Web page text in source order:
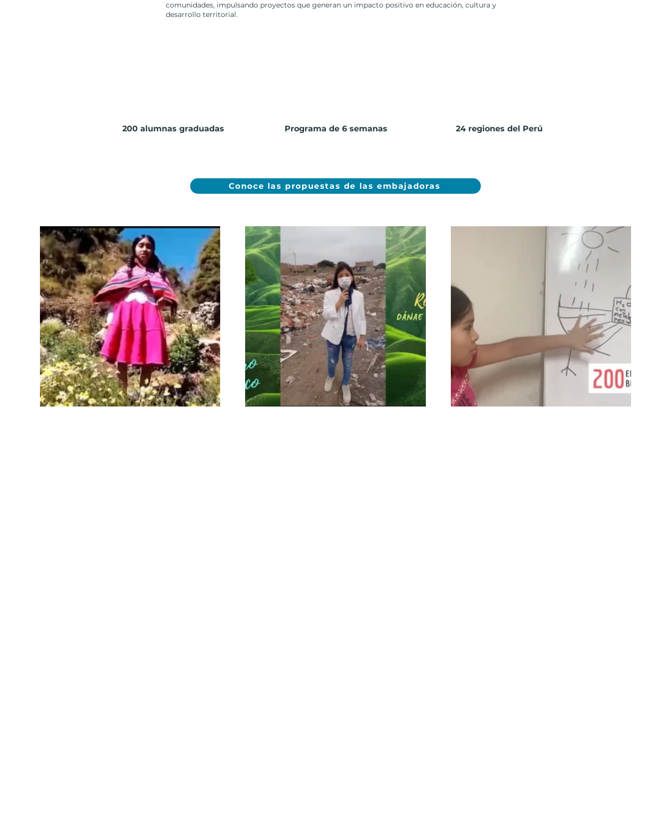
comunidades, impulsando proyectos que generan un impacto positivo en educación, cultura y
desarrollo territorial.
200 alumnas graduadas Programa de 6 semanas 24 regiones del Perú
Conoce las propuestas de las embajadoras